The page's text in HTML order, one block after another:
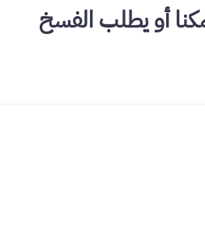
أو يطلب الفسخ